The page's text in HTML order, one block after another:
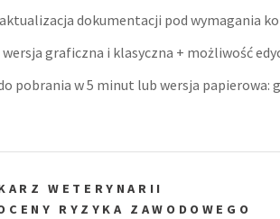
dokumentacji pod wymagania
wersja graficzna i klasyczna + możliwość
pobrania w 5 minut lub wersja papierowa:
WETERYNARII
RYZYKA ZAWODOWEGO